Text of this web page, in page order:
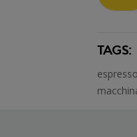
TAGS:
espresso